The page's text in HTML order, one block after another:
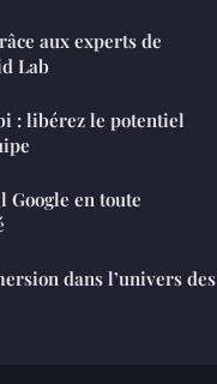
aux experts de
Lab
: libérez le potentiel
en toute
dans l’univers des